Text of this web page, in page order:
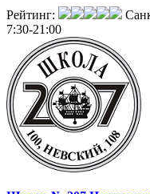
Рейтинг:
7:30-21:00